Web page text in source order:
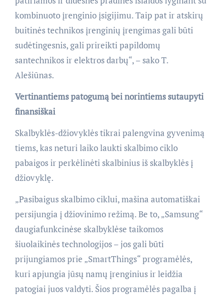
kombinuoto įrenginio įsigijimu. Taip pat ir atskirų
buitinės technikos įrenginių įrengimas gali būti
sudėtingesnis, gali prireikti papildomų
santechnikos ir elektros darbų“, – sako T.
Alešiūnas.
Vertinantiems patogumą bei norintiems sutaupyti
finansiškai
Skalbyklės-džiovyklės tikrai palengvina gyvenimą
tiems, kas neturi laiko laukti skalbimo ciklo
pabaigos ir perkėlinėti skalbinius iš skalbyklės į
džiovyklę.
„Pasibaigus skalbimo ciklui, mašina automatiškai
persijungia į džiovinimo režimą. Be to, „Samsung“
daugiafunkcinėse skalbyklėse taikomos
šiuolaikinės technologijos – jos gali būti
prijungiamos prie „SmartThings“ programėlės,
kuri apjungia jūsų namų įrenginius ir leidžia
patogiai juos valdyti. Šios programėlės pagalba į